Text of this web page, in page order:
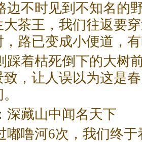
边不时见到不知名的
茶王，我们往返要
，路已变成小便道，
踩着枯死倒下的大树
，让人误以为这是
藏山中闻名天下
噜河6次，我们终于